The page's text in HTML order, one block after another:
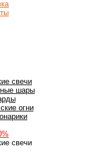
свечи
шары
огни
свечи